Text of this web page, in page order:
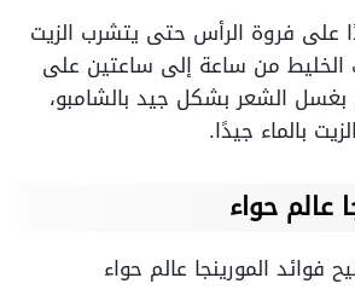
على فروة الرأس حتى يتشرب الزيت
الخليط من ساعة إلى ساعتين على
الشعر بشكل جيد بالشامبو،
بالماء جيدًا.
عالم حواء
فوائد المورينجا عالم حواء